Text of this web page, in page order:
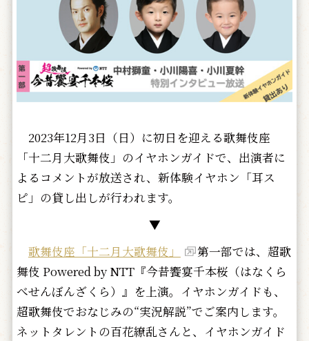
2023年12月3日（日）に初日を迎える歌舞伎座
「十二月大歌舞伎」のイヤホンガイドで、出演者に
よるコメントが放送され、新体験イヤホン「耳ス
ピ」の貸し出しが行われます。
▼
歌舞伎座「十二月大歌舞伎」
第一部では、超歌
舞伎 Powered by NTT『今昔饗宴千本桜（はなくら
べせんぼんざくら）』を上演。イヤホンガイドも、
超歌舞伎でおなじみの“実況解説”でご案内します。
ネットタレントの百花繚乱さんと、イヤホンガイド